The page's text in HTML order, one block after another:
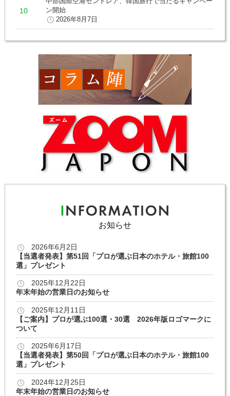
ン開始
2026年8月7日
お知らせ
2026年6月2日
【当選者発表】第51回「プロが選ぶ日本のホテル・旅館100
選」プレゼント
2025年12月22日
年末年始の営業日のお知らせ
2025年12月11日
【ご案内】プロが選ぶ100選・30選 2026年版ロゴマークに
ついて
2025年6月17日
【当選者発表】第50回「プロが選ぶ日本のホテル・旅館100
選」プレゼント
2024年12月25日
年末年始の営業日のお知らせ